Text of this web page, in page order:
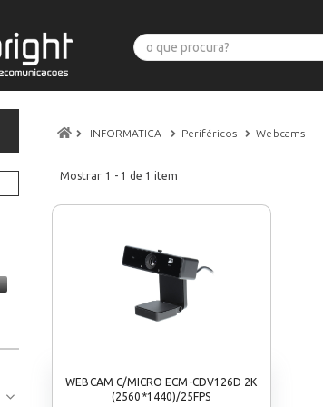
INFORMATICA Periféricos Webcams
Mostrar 1 - 1 de1 item
WEBCAM C/MICRO ECM-CDV126D 2K
(2560*1440)/25FPS